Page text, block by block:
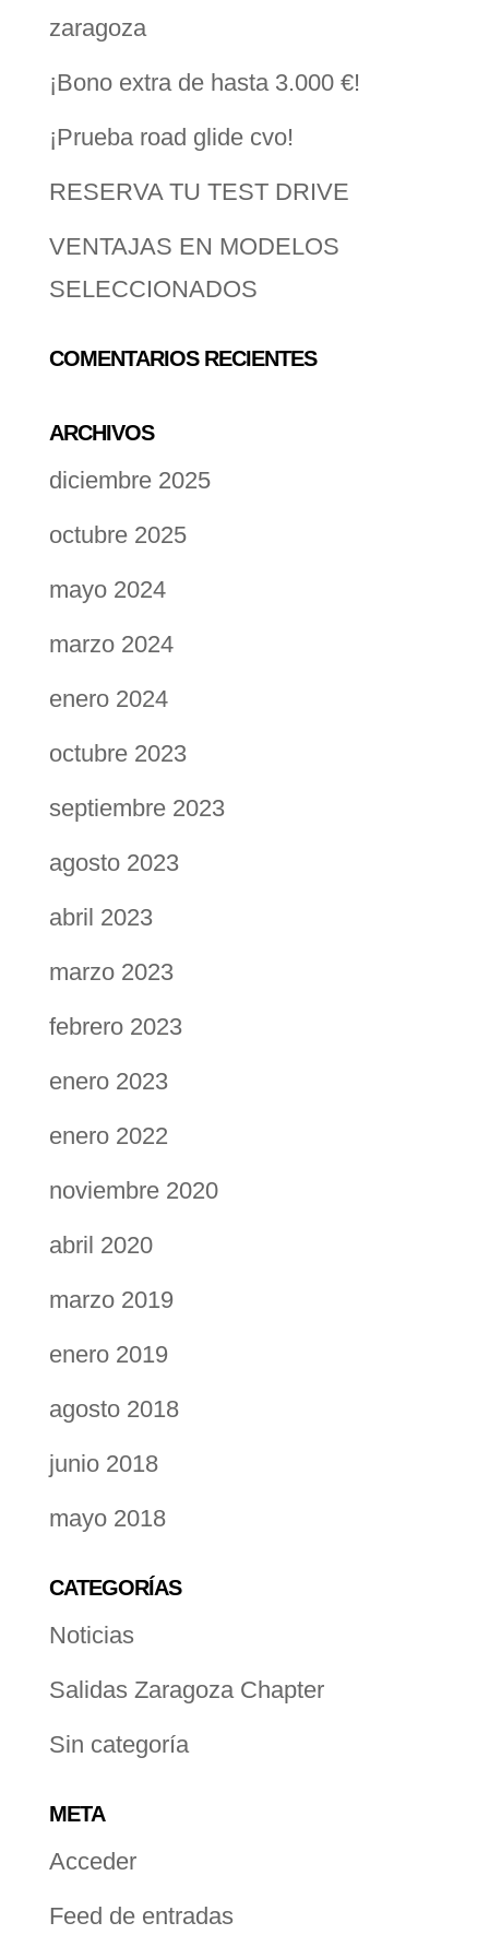
zaragoza
¡Bono extra de hasta 3.000 €!
¡Prueba road glide cvo!
RESERVA TU TEST DRIVE
VENTAJAS EN MODELOS
SELECCIONADOS
COMENTARIOS RECIENTES
ARCHIVOS
diciembre 2025
octubre 2025
mayo 2024
marzo 2024
enero 2024
octubre 2023
septiembre 2023
agosto 2023
abril 2023
marzo 2023
febrero 2023
enero 2023
enero 2022
noviembre 2020
abril 2020
marzo 2019
enero 2019
agosto 2018
junio 2018
mayo 2018
CATEGORÍAS
Noticias
Salidas Zaragoza Chapter
Sin categoría
META
Acceder
Feed de entradas